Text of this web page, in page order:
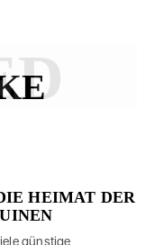
HEIMAT DER
günstige